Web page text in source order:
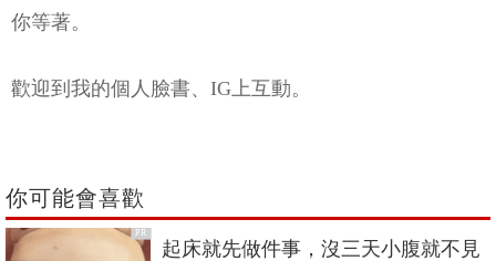
你等著。
歡迎到我的個人臉書、IG上互動。
你可能會喜歡
PR
起床就先做件事，沒三天小腹就不見